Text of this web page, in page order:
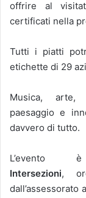
offrire al
certificati nella
Tutti i piatti
etichette di 29
Musica, arte,
paesaggio e
davvero di tutto.
L’evento
Intersezioni,
dall’assessorato